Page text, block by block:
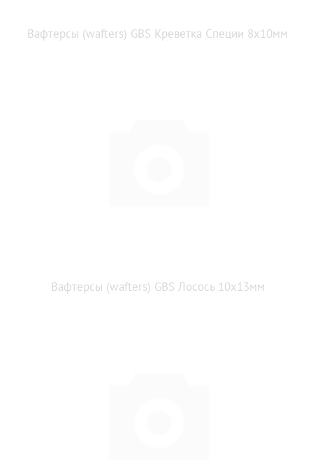
Вафтерсы (wafters) GBS Креветка Специи 8x10мм
Вафтерсы (wafters) GBS Лосось 10x13мм